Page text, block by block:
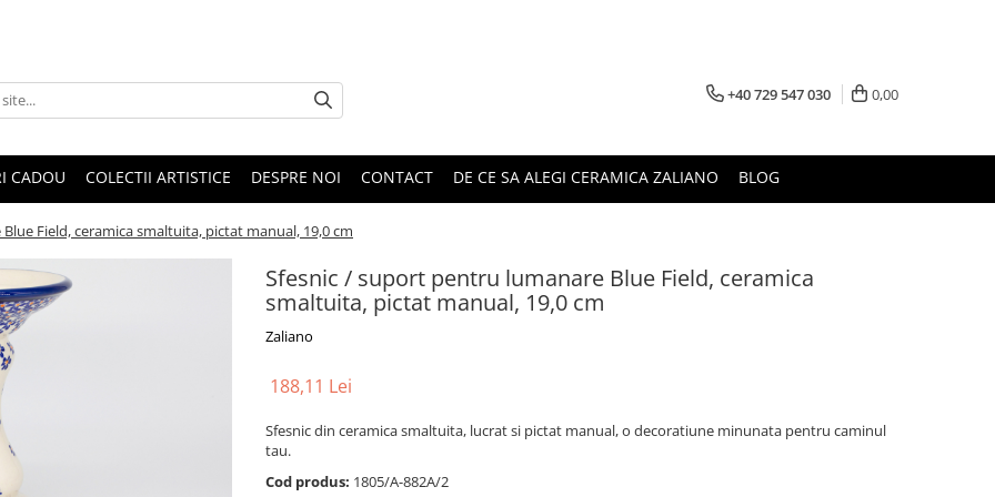
+40 729 547 030 0,00
CADOU COLECTII ARTISTICE DESPRE NOI CONTACT DE CE SA ALEGI CERAMICA ZALIANO BLOG
Field, ceramica smaltuita, pictat manual, 19,0 cm
Sfesnic / suport pentru lumanare Blue Field, ceramica
smaltuita, pictat manual, 19,0 cm
Zaliano
188,11 Lei
Sfesnic din ceramica smaltuita, lucrat si pictat manual, o decoratiune minunata pentru caminul
tau.
Cod produs: 1805/A-882A/2